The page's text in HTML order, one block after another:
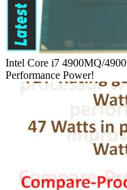
Intel Core i7 4900MQ/
Performance Power!